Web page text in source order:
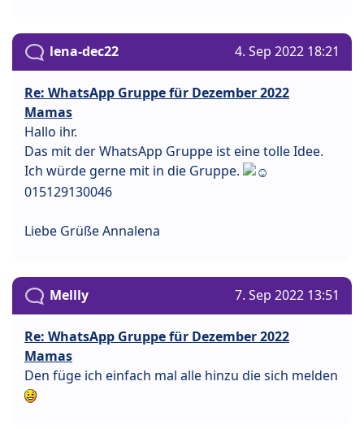
lena-dec22 4. Sep 2022 18:21
Re: WhatsApp Gruppe für Dezember 2022
Mamas
Hallo ihr.
Das mit der WhatsApp Gruppe ist eine tolle Idee.
Ich würde gerne mit in die Gruppe.
015129130046
Liebe Grüße Annalena
Mellly 7. Sep 2022 13:51
Re: WhatsApp Gruppe für Dezember 2022
Mamas
Den füge ich einfach mal alle hinzu die sich melden